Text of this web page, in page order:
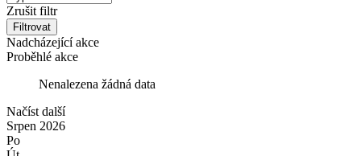
Zrušit filtr
Filtrovat
Nadcházející akce
Proběhlé akce
Nenalezena žádná data
Načíst další
Srpen 2026
Po